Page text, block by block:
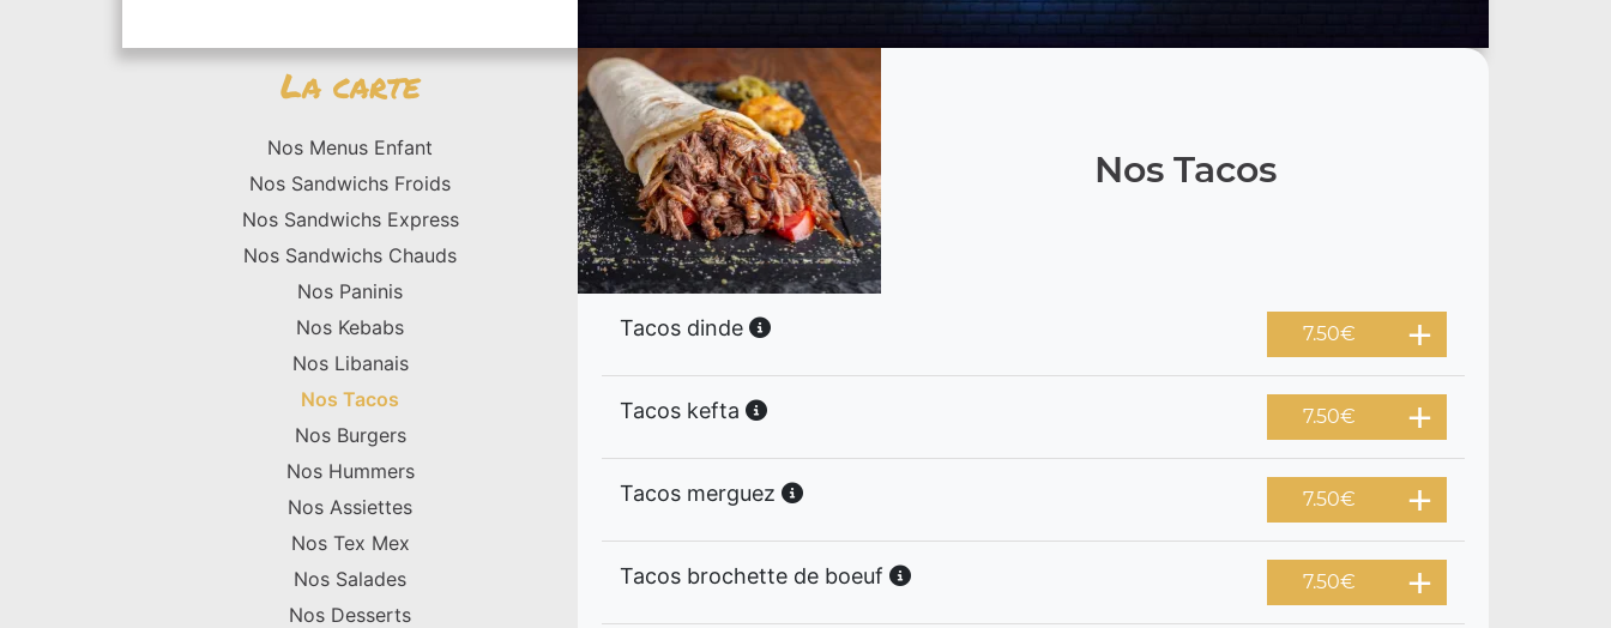
La carte
Nos Menus Enfant
Nos Sandwichs Froids
Nos Sandwichs Express
Nos Sandwichs Chauds
Nos Paninis
Nos Kebabs
Nos Libanais
Nos Tacos
Nos Burgers
Nos Hummers
Nos Assiettes
Nos Tex Mex
Nos Salades
Nos Desserts
Nos Tacos
Tacos dinde 7.50€
Tacos kefta 7.50€
Tacos merguez 7.50€
Tacos brochette de boeuf 7.50€